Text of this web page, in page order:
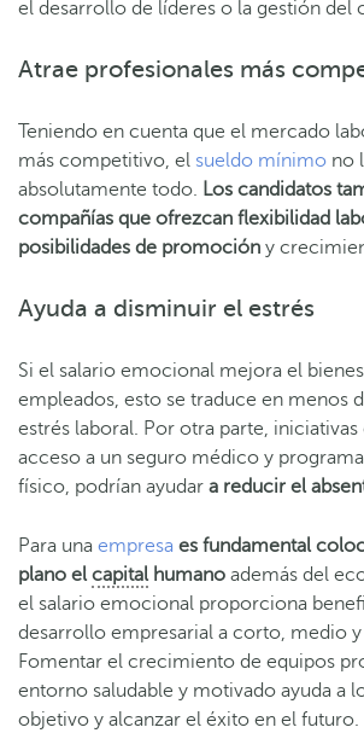
el desarrollo de líderes o la gestión del
Atrae profesionales más
Teniendo en cuenta que el mercado
más competitivo, el sueldo mínimo no
absolutamente todo. Los candidatos
compañías que ofrezcan flexibilidad
posibilidades de promoción y
Ayuda a disminuir el estrés
Si el salario emocional mejora el
empleados, esto se traduce en menos
estrés laboral. Por otra parte,
acceso a un seguro médico y
físico, podrían ayudar a reducir el
Para una empresa es fundamental
plano elcapitalhumano además del
el salario emocional proporciona
desarrollo empresarial a corto, medio
Fomentar el crecimiento de equipos
entorno saludable y motivado ayuda a
objetivo y alcanzar el éxito en el futuro.